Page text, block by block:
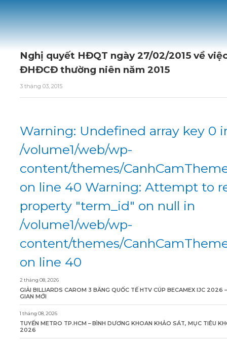
Nghị quyết HĐQT ngày 27/02/2015 về
ĐHĐCĐ thường niên năm 2015
3 tháng 03, 2015
Warning: Undefined array key 0
/volume1/web/wp-
content/themes/
on line 40 Warning: Attempt to
property "term_id" on null in
/volume1/web/wp-
content/themes/
on line 40
2 tháng 08, 2026
GIẢI BILLIARDS CAROM 3 BĂNG QUỐC TẾ HTV CÚP BECAMEX IJC 2026
GIAN MỚI
1 tháng 08, 2026
TUYẾN METRO TP.HCM – BÌNH DƯƠNG KHOAN KHẢO SÁT, MỤC TIÊU
2026